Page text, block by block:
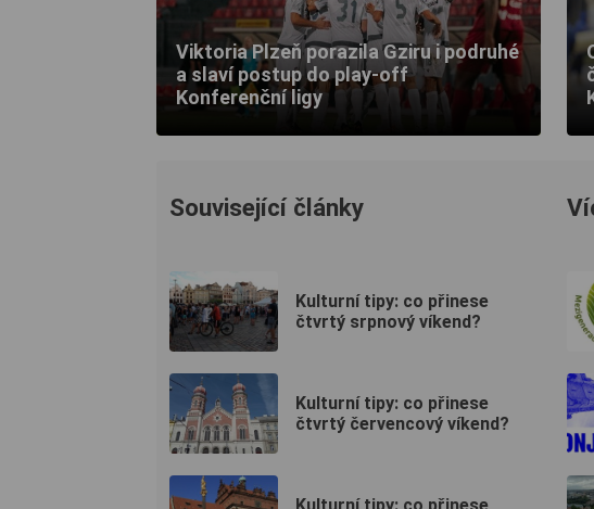
Viktoria Plzeň porazila Gziru i podruhé
a slaví postup do play-off
Konferenční ligy
Související články
Kulturní tipy: co přinese
čtvrtý srpnový víkend?
Kulturní tipy: co přinese
čtvrtý červencový víkend?